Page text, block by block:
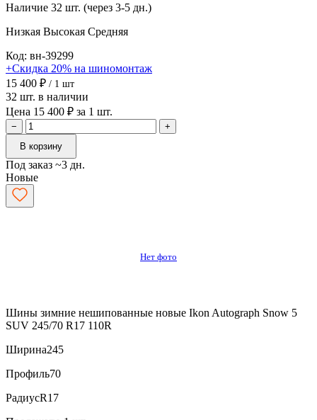
Наличие 32 шт. (через 3-5 дн.)
Низкая Высокая Средняя
Код: вн-39299
+Скидка 20% на шиномонтаж
15 400 ₽ / 1 шт
32 шт. в наличии
Цена 15 400 ₽ за 1 шт.
−
+
В корзину
Под заказ ~3 дн.
Новые
Нет фото
Шины зимние нешипованные новые Ikon Autograph Snow 5
SUV 245/70 R17 110R
Ширина245
Профиль70
РадиусR17